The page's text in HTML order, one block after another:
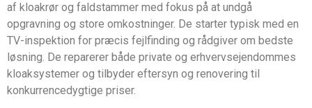
af kloakrør og faldstammer med fokus på at undgå
opgravning og store omkostninger. De starter typisk med en
TV-inspektion for præcis fejlfinding og rådgiver om bedste
løsning. De reparerer både private og erhvervsejendommes
kloaksystemer og tilbyder eftersyn og renovering til
konkurrencedygtige priser.